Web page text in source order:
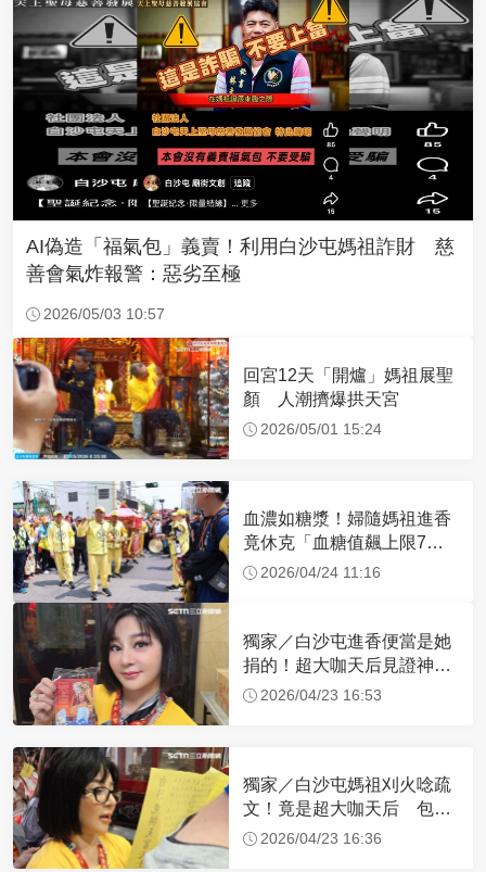
AI偽造「福氣包」義賣！利用白沙屯媽祖詐財 慈
善會氣炸報警：惡劣至極
2026/05/03 10:57
回宮12天「開爐」媽祖展聖
顏 人潮擠爆拱天宮
2026/05/01 15:24
血濃如糖漿！婦隨媽祖進香
竟休克「血糖值飆上限7
倍」 醫曝原因
2026/04/24 11:16
獨家／白沙屯進香便當是她
捐的！超大咖天后見證神
蹟 一靠近媽祖就爆哭
2026/04/23 16:53
獨家／白沙屯媽祖刈火唸疏
文！竟是超大咖天后 包尿
布忍尿5小時不喊累
2026/04/23 16:36